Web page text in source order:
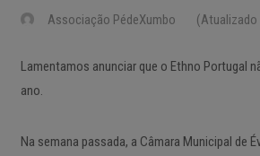
Associação PédeXumbo (Atualizado
Lamentamos anunciar que o Ethno Portugal
ano.
Na semana passada, a Câmara Municipal de